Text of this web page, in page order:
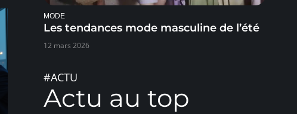
MODE
Les tendances mode masculine de l’été
12 mars 2026
#ACTU
Actu au top